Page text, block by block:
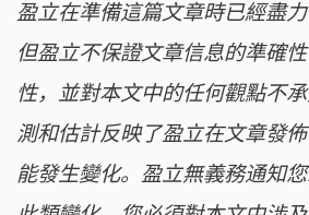
盈立在準備這篇文章時已經盡力
但盈立不保證文章信息的準確
性，並對本文中的任何觀點不
測和估計反映了盈立在文章發
能發生變化。盈立無義務通知